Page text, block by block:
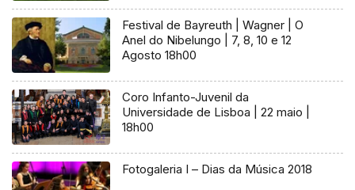
Festival de Bayreuth | Wagner | O
Anel do Nibelungo | 7, 8, 10 e 12
Agosto 18h00
Coro Infanto-Juvenil da
Universidade de Lisboa | 22 maio |
18h00
Fotogaleria I – Dias da Música 2018